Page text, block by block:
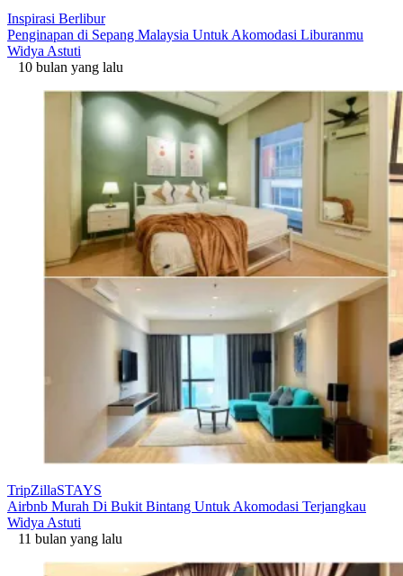
Inspirasi Berlibur
Penginapan di Sepang Malaysia Untuk Akomodasi Liburanmu
Widya Astuti
10 bulan yang lalu
TripZillaSTAYS
Airbnb Murah Di Bukit Bintang Untuk Akomodasi Terjangkau
Widya Astuti
11 bulan yang lalu